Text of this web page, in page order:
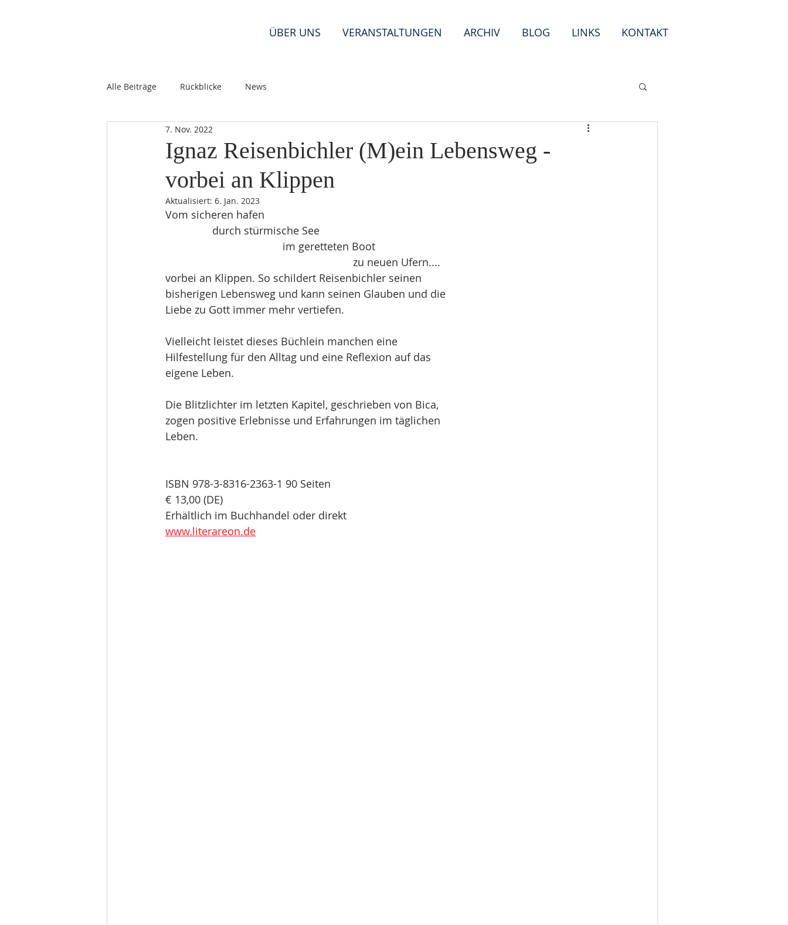
V
Ökumen eWe
n
ÜBER UNS VERANSTALTUNGEN ARCHIV BLOG LINKS KONTAKT
Alle Beiträge Rückblicke News
Ignaz Reisenbichler (M)ein Lebensweg -
vorbei an Klippen
7. Nov. 2022
Aktualisiert: 6. Jan. 2023
Vom sicheren hafen
		durch stürmische See
					im geretteten Boot
								zu neuen Ufern....
vorbei an Klippen. So schildert Reisenbichler seinen
bisherigen Lebensweg und kann seinen Glauben und die
Liebe zu Gott immer mehr vertiefen.
Vielleicht leistet dieses Büchlein manchen eine
Hilfestellung für den Alltag und eine Reflexion auf das
eigene Leben.
Die Blitzlichter im letzten Kapitel, geschrieben von Bica,
zogen positive Erlebnisse und Erfahrungen im täglichen
Leben.
ISBN 978-3-8316-2363-1 90 Seiten
€ 13,00 (DE)
Erhältlich im Buchhandel oder direkt
www.literareon.de